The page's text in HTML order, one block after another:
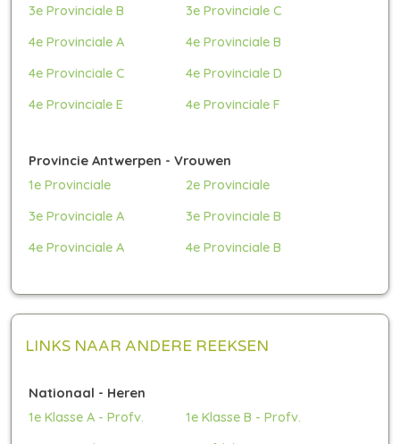
3e Provinciale B
3e Provinciale C
4e Provinciale A
4e Provinciale B
4e Provinciale C
4e Provinciale D
4e Provinciale E
4e Provinciale F
Provincie Antwerpen - Vrouwen
1e Provinciale
2e Provinciale
3e Provinciale A
3e Provinciale B
4e Provinciale A
4e Provinciale B
LINKS NAAR ANDERE REEKSEN
Nationaal - Heren
1e Klasse A - Profv.
1e Klasse B - Profv.